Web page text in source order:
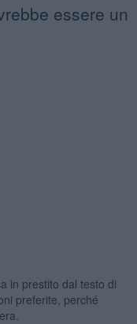
essere un
in prestito dal testo di
preferite, perché